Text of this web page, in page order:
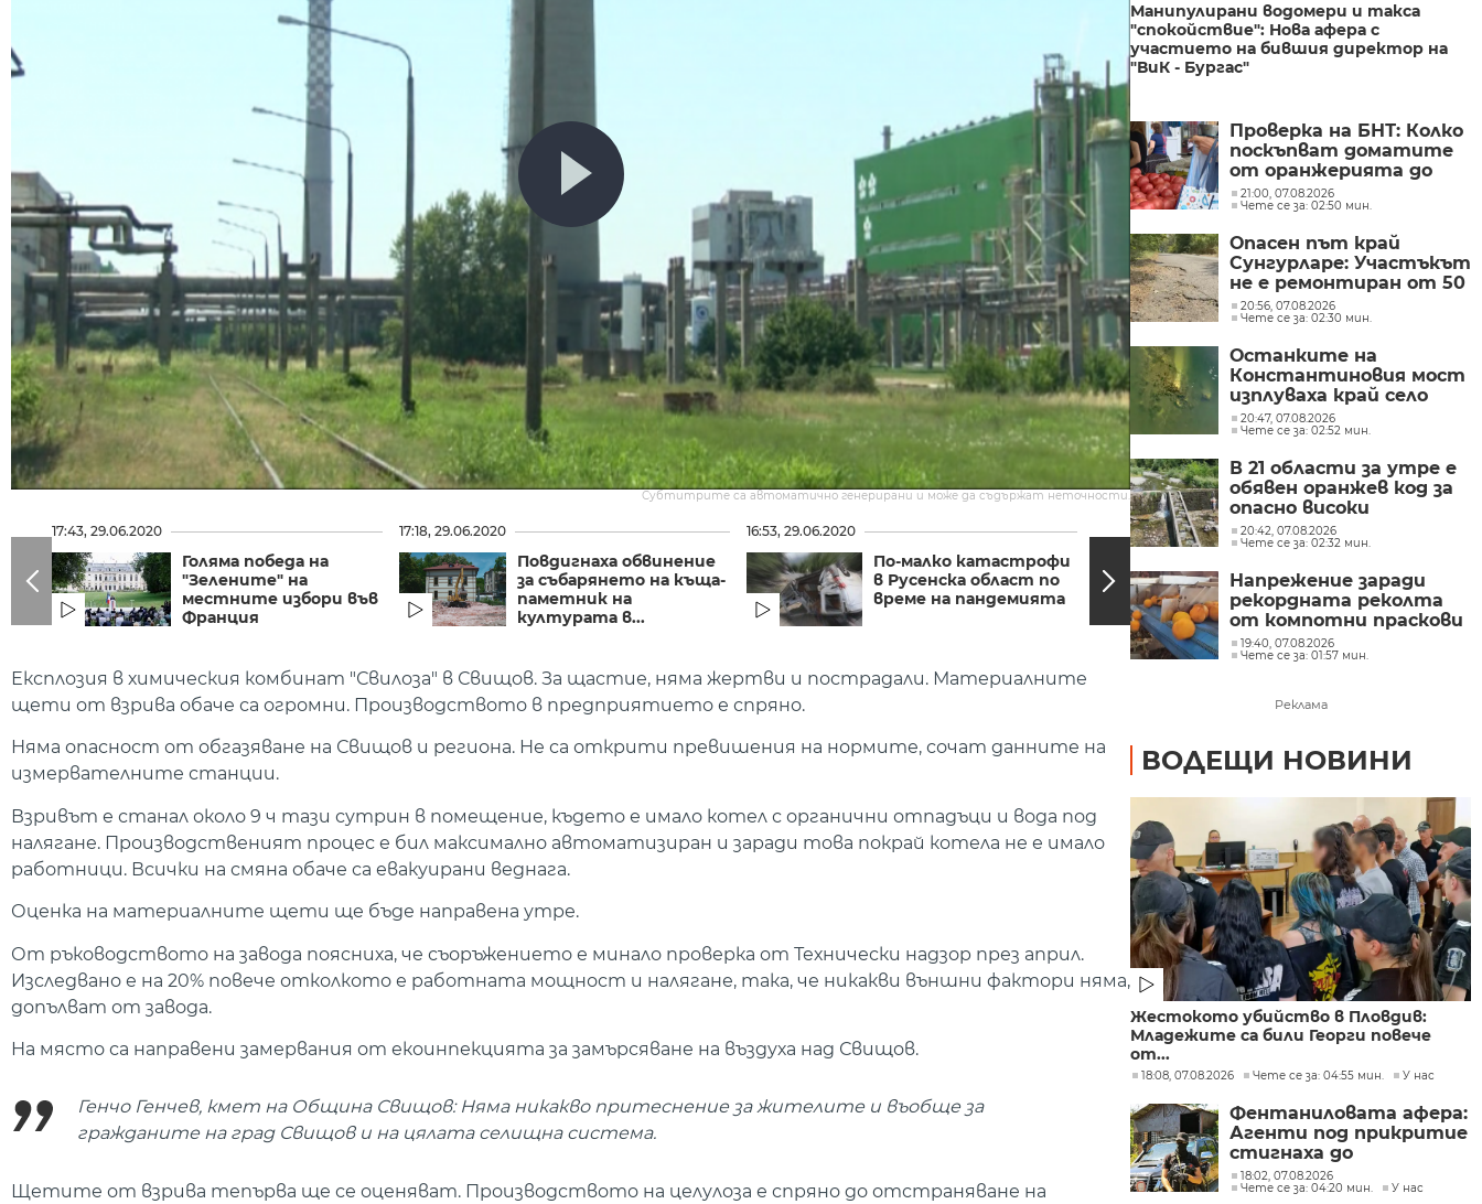
Субтитрите са автоматично генерирани и може да съдържат неточности.
17:43, 29.06.2020
Голяма победа на
"Зелените" на
местните избори във
Франция
17:18, 29.06.2020
Повдигнаха обвинение
за събарянето на къща-
паметник на
културата в...
16:53, 29.06.2020
По-малко катастрофи
в Русенска област по
време на пандемията
16:36, 29.06.2020
обучение за децата
от Благоевград в
Деня за...
Експлозия в химическия комбинат "Свилоза" в Свищов. За щастие, няма жертви и пострадали. Материалните
щети от взрива обаче са огромни. Производството в предприятието е спряно.
Няма опасност от обгазяване на Свищов и региона. Не са открити превишения на нормите, сочат данните на
измервателните станции.
Взривът е станал около 9 ч тази сутрин в помещение, където е имало котел с органични отпадъци и вода под
налягане. Производственият процес е бил максимално автоматизиран и заради това покрай котела не е имало
работници. Всички на смяна обаче са евакуирани веднага.
Оценка на материалните щети ще бъде направена утре.
От ръководството на завода поясниха, че съоръжението е минало проверка от Технически надзор през април.
Изследвано е на 20% повече отколкото е работната мощност и налягане, така, че никакви външни фактори няма,
допълват от завода.
На място са направени замервания от екоинпекцията за замърсяване на въздуха над Свищов.
Генчо Генчев, кмет на Община Свищов: Няма никакво притеснение за жителите и въобще за
гражданите на град Свищов и на цялата селищна система.
Щетите от взрива тепърва ще се оценяват. Производството на целулоза е спряно до отстраняване на
Манипулирани водомери и такса
"спокойствие": Нова афера с
участието на бившия директор на
"ВиК - Бургас"
Проверка на БНТ: Колко
поскъпват доматите
от оранжерията до
магазина?
21:00, 07.08.2026
Чете се за: 02:50 мин.
Опасен път край
Сунгурларе: Участъкът
не е ремонтиран от 50
години
20:56, 07.08.2026
Чете се за: 02:30 мин.
Останките на
Константиновия мост
изплуваха край село
Гиген
20:47, 07.08.2026
Чете се за: 02:52 мин.
В 21 области за утре е
обявен оранжев код за
опасно високи
температури
20:42, 07.08.2026
Чете се за: 02:32 мин.
Напрежение заради
рекордната реколта
от компотни праскови
в Сливенско
19:40, 07.08.2026
Чете се за: 01:57 мин.
Реклама
ВОДЕЩИ НОВИНИ
Жестокото убийство в Пловдив:
Младежите са били Георги повече
от...
18:08, 07.08.2026 Чете се за: 04:55 мин. У нас
Фентаниловата афера:
Агенти под прикритие
стигнаха до
лабораторията във
„Факултета“
18:02, 07.08.2026
Чете се за: 04:20 мин.
У нас